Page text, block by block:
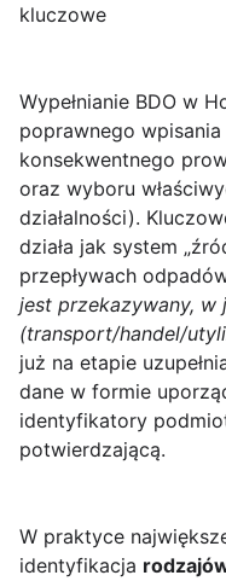
kluczowe
Wypełnianie BDO w
poprawnego
konsekwentnego
oraz wyboru
działalności).
działa jak system
przepływach
jest przekazywany, w
(transport/handel/
już na etapie
dane w formie
identyfikatory
potwierdzającą.
W praktyce
identyfikacja